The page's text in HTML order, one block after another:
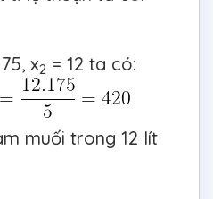
x2 = 12 ta có:
muối trong 12 lít